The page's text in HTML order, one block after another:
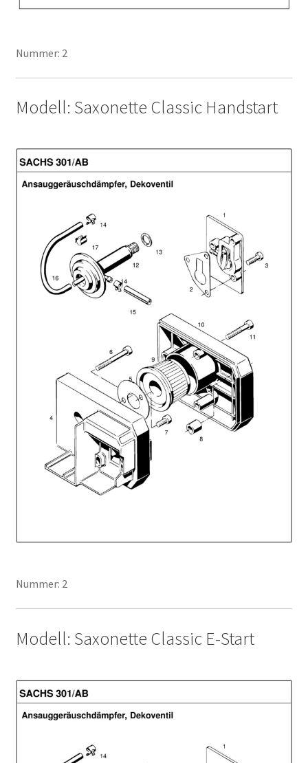
Nummer: 2
Modell: Saxonette Classic Handstart
Nummer: 2
Modell: Saxonette Classic E-Start